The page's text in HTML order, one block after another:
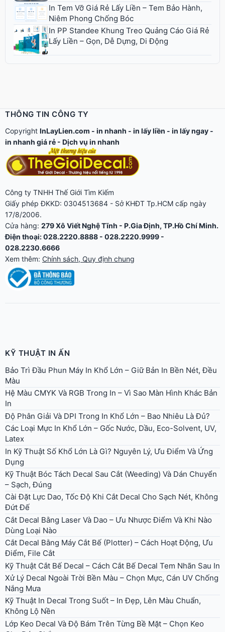
In Tem Vỡ Giá Rẻ Lấy Liền – Tem Bảo Hành,
Niêm Phong Chống Bóc
In PP Standee Khung Treo Quảng Cáo Giá Rẻ
Lấy Liền – Gọn, Dễ Dựng, Di Động
THÔNG TIN CÔNG TY
Copyright InLayLien.com - in nhanh - in lấy liền - in lấy ngay -
in nhanh giá rẻ - Dịch vụ in nhanh
Công ty TNHH Thế Giới Tìm Kiếm
Giấy phép ĐKKD: 0304513684 - Sở KHĐT Tp.HCM cấp ngày
17/8/2006.
Cửa hàng: 279 Xô Viết Nghệ Tĩnh - P.Gia Định, TP.Hồ Chí Minh.
Điện thoại: 028.2220.8888 - 028.2220.9999 -
028.2230.6666
Xem thêm: Chính sách, Quy định chung
KỸ THUẬT IN ẤN
Bảo Trì Đầu Phun Máy In Khổ Lớn – Giữ Bản In Bền Nét, Đều
Màu
Hệ Màu CMYK Và RGB Trong In – Vì Sao Màn Hình Khác Bản
In
Độ Phân Giải Và DPI Trong In Khổ Lớn – Bao Nhiêu Là Đủ?
Các Loại Mực In Khổ Lớn – Gốc Nước, Dầu, Eco-Solvent, UV,
Latex
In Kỹ Thuật Số Khổ Lớn Là Gì? Nguyên Lý, Ưu Điểm Và Ứng
Dụng
Kỹ Thuật Bóc Tách Decal Sau Cắt (Weeding) Và Dán Chuyển
– Sạch, Đúng
Cài Đặt Lực Dao, Tốc Độ Khi Cắt Decal Cho Sạch Nét, Không
Đứt Đế
Cắt Decal Bằng Laser Và Dao – Ưu Nhược Điểm Và Khi Nào
Dùng Loại Nào
Cắt Decal Bằng Máy Cắt Bế (Plotter) – Cách Hoạt Động, Ưu
Điểm, File Cắt
Kỹ Thuật Cắt Bế Decal – Cách Cắt Bế Decal Tem Nhãn Sau In
Xử Lý Decal Ngoài Trời Bền Màu – Chọn Mực, Cán UV Chống
Nắng Mưa
Kỹ Thuật In Decal Trong Suốt – In Đẹp, Lên Màu Chuẩn,
Không Lộ Nền
Lớp Keo Decal Và Độ Bám Trên Từng Bề Mặt – Chọn Keo